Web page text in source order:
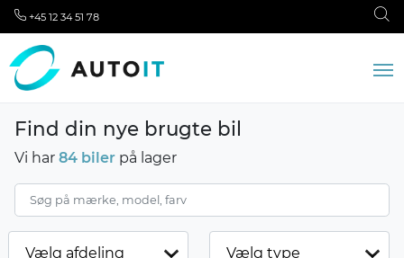
+45 12 34 51 78
Find din nye brugte bil
Vi har 84 biler på lager